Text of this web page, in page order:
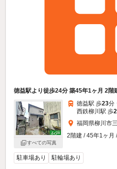
徳益駅より徒歩24分 築45年1ヶ月 2階
すべての写真
徳益駅 歩23分
西鉄柳川駅 歩
福岡県柳川市
2階建 / 45年1ヶ月
駐車場あり 駐輪場あり